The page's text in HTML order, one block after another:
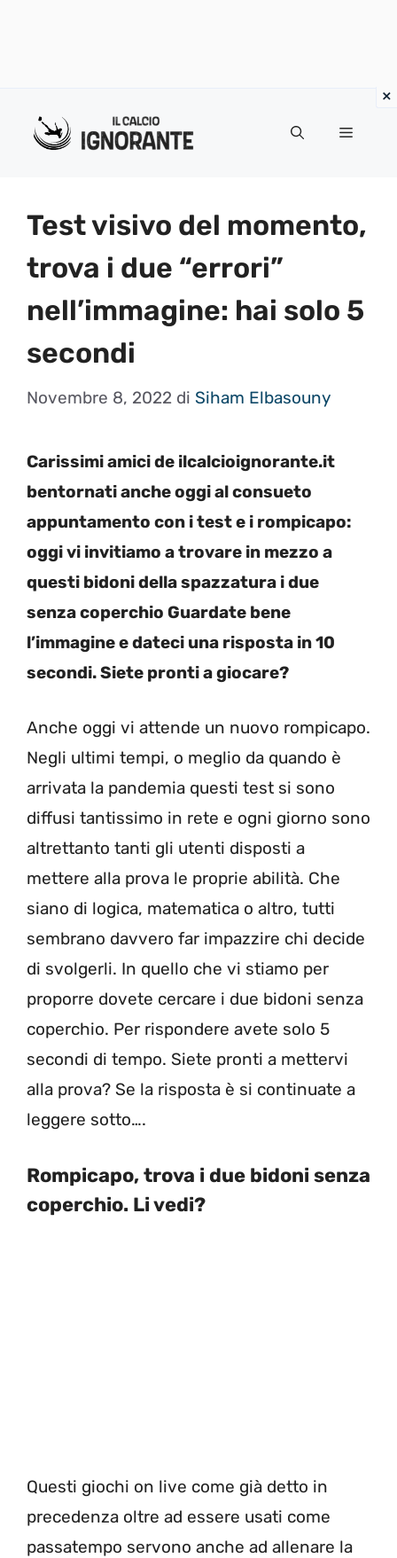
Menu
Test visivo del momento,
trova i due “errori”
nell’immagine: hai solo 5
secondi
Novembre 8, 2022 di Siham Elbasouny
Carissimi amici de ilcalcioignorante.it
bentornati anche oggi al consueto
appuntamento con i test e i rompicapo:
oggi vi invitiamo a trovare in mezzo a
questi bidoni della spazzatura i due
senza coperchio Guardate bene
l’immagine e dateci una risposta in 10
secondi. Siete pronti a giocare?
Anche oggi vi attende un nuovo rompicapo.
Negli ultimi tempi, o meglio da quando è
arrivata la pandemia questi test si sono
diffusi tantissimo in rete e ogni giorno sono
altrettanto tanti gli utenti disposti a
mettere alla prova le proprie abilità. Che
siano di logica, matematica o altro, tutti
sembrano davvero far impazzire chi decide
di svolgerli. In quello che vi stiamo per
proporre dovete cercare i due bidoni senza
coperchio. Per rispondere avete solo 5
secondi di tempo. Siete pronti a mettervi
alla prova? Se la risposta è si continuate a
leggere sotto….
Rompicapo, trova i due bidoni senza
coperchio. Li vedi?
Questi giochi on live come già detto in
precedenza oltre ad essere usati come
passatempo servono anche ad allenare la